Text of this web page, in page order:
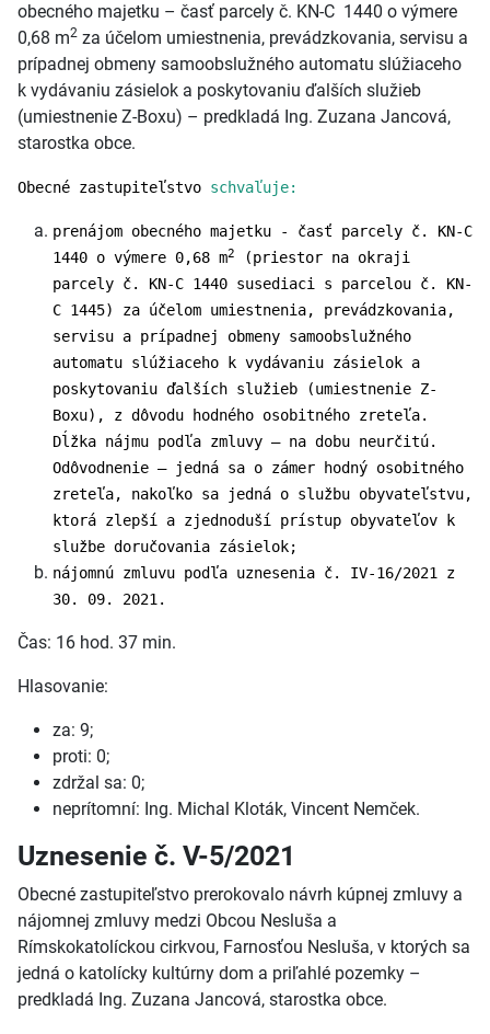
obecného majetku – časť parcely č. KN-C 1440 o výmere
0,68 m2 za účelom umiestnenia, prevádzkovania, servisu a
prípadnej obmeny samoobslužného automatu slúžiaceho
k vydávaniu zásielok a poskytovaniu ďalších služieb
(umiestnenie Z-Boxu) – predkladá Ing. Zuzana Jancová,
starostka obce.
Obecné zastupiteľstvo schvaľuje:
prenájom obecného majetku - časť parcely č. KN-C
1440 o výmere 0,68 m2
(priestor na okraji
parcely č. KN-C 1440 susediaci s parcelou č. KN-
C 1445) za účelom umiestnenia, prevádzkovania,
servisu a prípadnej obmeny samoobslužného
automatu slúžiaceho k vydávaniu zásielok a
poskytovaniu ďalších služieb (umiestnenie Z-
Boxu), z dôvodu hodného osobitného zreteľa.
Dĺžka nájmu podľa zmluvy – na dobu neurčitú.
Odôvodnenie – jedná sa o zámer hodný osobitného
zreteľa, nakoľko sa jedná o službu obyvateľstvu,
ktorá zlepší a zjednoduší prístup obyvateľov k
službe doručovania zásielok;
nájomnú zmluvu podľa uznesenia č. IV-16/2021 z
30. 09. 2021.
Čas: 16 hod. 37 min.
Hlasovanie:
za: 9;
proti: 0;
zdržal sa: 0;
neprítomní: Ing. Michal Kloták, Vincent Nemček.
Uznesenie č. V-5/2021
Obecné zastupiteľstvo prerokovalo návrh kúpnej zmluvy a
nájomnej zmluvy medzi Obcou Nesluša a
Rímskokatolíckou cirkvou, Farnosťou Nesluša, v ktorých sa
jedná o katolícky kultúrny dom a priľahlé pozemky –
predkladá Ing. Zuzana Jancová, starostka obce.